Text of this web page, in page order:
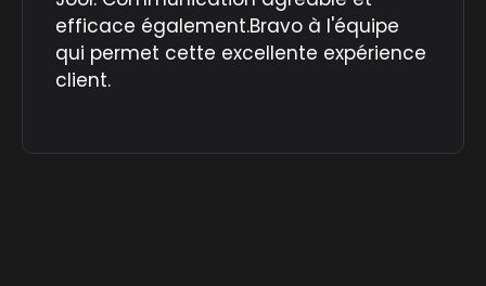
efficace également.Bravo à l'équipe
qui permet cette excellente expérience
client.